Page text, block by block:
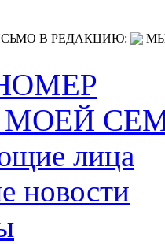
В РЕДАКЦИЮ:
МОЕЙ
лица
новости